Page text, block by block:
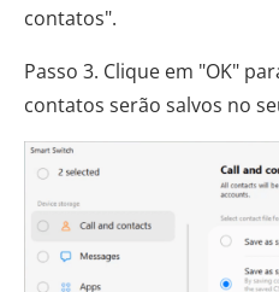
contatos".
Passo 3. Clique em "OK"
contatos serão salvos no